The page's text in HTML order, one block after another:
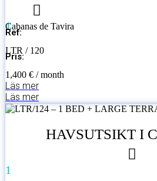
1
Cabanas de Tavira
Ref:
LTR / 120
Pris:
1,400 € / month
Läs mer
Läs mer
HAVSUTSIKT I
1